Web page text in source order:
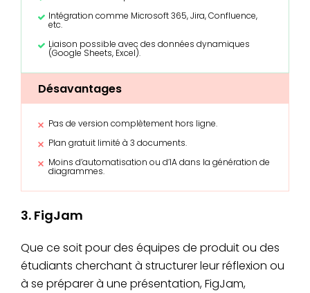
Intégration comme Microsoft 365, Jira, Confluence,
etc.
Liaison possible avec des données dynamiques
(Google Sheets, Excel).
Désavantages
Pas de version complètement hors ligne.
Plan gratuit limité à 3 documents.
Moins d’automatisation ou d’IA dans la génération de
diagrammes.
3. FigJam
Que ce soit pour des équipes de produit ou des
étudiants cherchant à structurer leur réflexion ou
à se préparer à une présentation, FigJam,